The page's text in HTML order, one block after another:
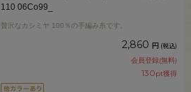
110 06Co99_
贅沢なカシミヤ 100％の手編み糸です。
2,860 円 (税込)
会員登録(無料)
130pt獲得